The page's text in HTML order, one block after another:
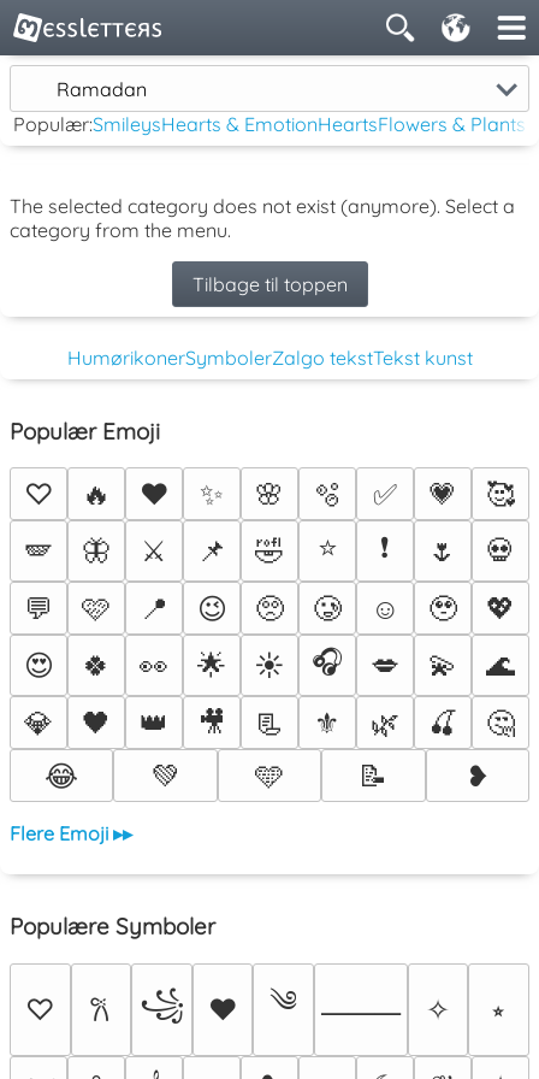
Ramadan
Populær:SmileysHearts & EmotionHeartsFlowers & Plants
The selected category does not exist (anymore). Select a
category from the menu.
Tilbage til toppen
HumørikonerSymbolerZalgo tekstTekst kunst
Populær Emoji
♡ 🔥 ❤️ ✨ 🌸 🫧 ✅ 💗
🥰
🪽
🦋 ⚔️ 📌 🤣 ⭐ ❗ 🌷
💀
💬
🩷 📍 😉 🥺 🥲 ☺️ 🥹
💖
😍
🍀 👀 🌟 ☀️ 🎧 💋 💫
🌊
💎
🖤 👑 🎥 📃 ⚜️ 🌿 🍒
🤔
😂
💚 🩵 📝 ❥
Flere Emoji ▸▸
Populære Symboler
♡ 𐙚 ꧁ ♥ ༄ ⸻ ✧ ⭒